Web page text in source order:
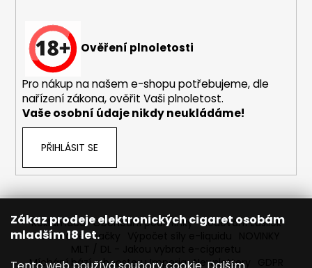
Zákaz prodeje elektronických cigaret osobám
mladším 18 let.
Ověření plnoletosti
Pro nákup na našem e-shopu potřebujeme, dle
nařízení zákona, ověřit Vaši plnoletost.
Vaše osobní údaje nikdy neukládáme!
PŘIHLÁSIT SE
Reklamace Obchodní podmínky Sledování zásilek
Prodávané značky
Míchání bází a boosteru Imperia Newslettery